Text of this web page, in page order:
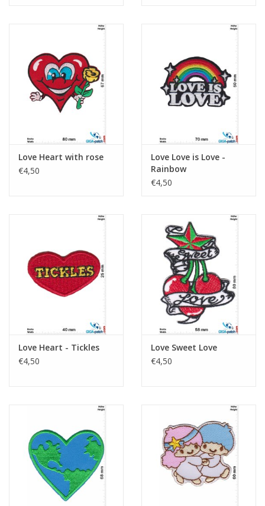
Love Heart with rose
€4,50
Love Love is Love -
Rainbow
€4,50
Love Heart - Tickles
€4,50
Love Sweet Love
€4,50